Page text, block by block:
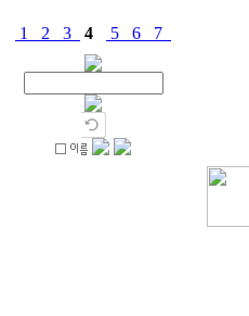
1 2 3 4 5 6 7